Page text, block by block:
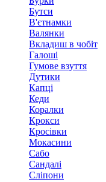
Бутси
В'єтнамки
Валянки
Вкладиш в чобіт
Галоші
Гумове взуття
Дутики
Капці
Кеди
Коралки
Крокси
Кросівки
Мокасини
Сабо
Сандалі
Сліпони